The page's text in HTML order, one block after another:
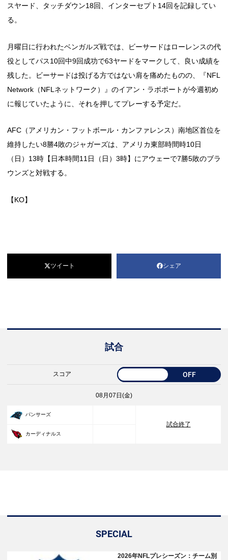
スヤード、タッチダウン18回、インターセプト14回を記録してい
る。
月曜日に行われたベンガルズ戦では、ビーサードはローレンスの代
役としてパス10回中9回成功で63ヤードをマークして、良い成績を
残した。ビーサードは投げる方ではない肩を痛めたものの、『NFL
Network（NFLネットワーク）』のイアン・ラポポートが今週初め
に報じていたように、それを押してプレーする予定だ。
AFC（アメリカン・フットボール・カンファレンス）南地区首位を
維持したい8勝4敗のジャガーズは、アメリカ東部時間時10日
（日）13時【日本時間11日（日）3時】にアウェーで7勝5敗のブラ
ウンズと対戦する。
【KO】
ツイート シェア
試合
スコア OFF
08月07日(金)
パンサーズ
試合終了
カーディナルス
SPECIAL
2026年NFLプレシーズン：チーム別